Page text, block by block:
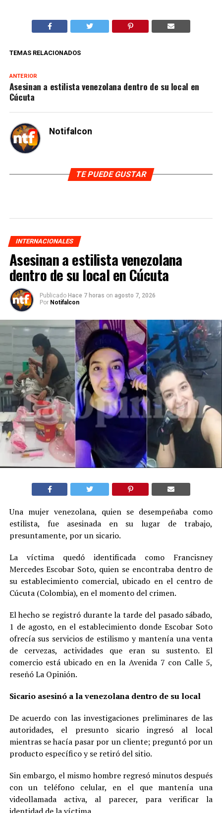
TEMAS RELACIONADOS
ANTERIOR
Asesinan a estilista venezolana dentro de su local en
Cúcuta
Notifalcon
TE PUEDE GUSTAR
INTERNACIONALES
Asesinan a estilista venezolana
dentro de su local en Cúcuta
Publicado Hace 7 horas on agosto 7, 2026
Por Notifalcon
Una mujer venezolana, quien se desempeñaba como
estilista, fue asesinada en su lugar de trabajo,
presuntamente, por un sicario.
La víctima quedó identificada como Francisney
Mercedes Escobar Soto, quien se encontraba dentro de
su establecimiento comercial, ubicado en el centro de
Cúcuta (Colombia), en el momento del crimen.
El hecho se registró durante la tarde del pasado sábado,
1 de agosto, en el establecimiento donde Escobar Soto
ofrecía sus servicios de estilismo y mantenía una venta
de cervezas, actividades que eran su sustento. El
comercio está ubicado en en la Avenida 7 con Calle 5,
reseñó La Opinión.
Sicario asesinó a la venezolana dentro de su local
De acuerdo con las investigaciones preliminares de las
autoridades, el presunto sicario ingresó al local
mientras se hacía pasar por un cliente; preguntó por un
producto específico y se retiró del sitio.
Sin embargo, el mismo hombre regresó minutos después
con un teléfono celular, en el que mantenía una
videollamada activa, al parecer, para verificar la